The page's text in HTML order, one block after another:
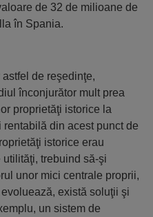
de 32 de milioane de
în Spania.
de reşedinţe,
înconjurător mult prea
proprietăţi istorice la
din acest punct de
istorice erau
trebuind să-şi
unor mici centrale proprii,
există soluţii şi
un sistem de